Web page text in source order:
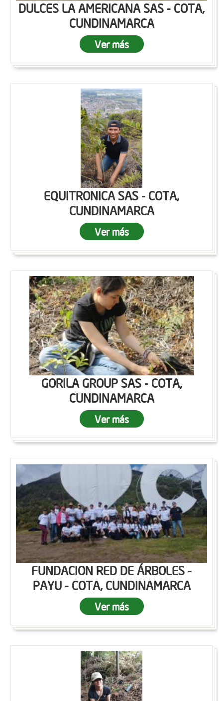
DULCES LA AMERICANA SAS - COTA,
CUNDINAMARCA
Ver más
EQUITRONICA SAS - COTA,
CUNDINAMARCA
Ver más
GORILA GROUP SAS - COTA,
CUNDINAMARCA
Ver más
FUNDACION RED DE ÁRBOLES -
PAYU - COTA, CUNDINAMARCA
Ver más